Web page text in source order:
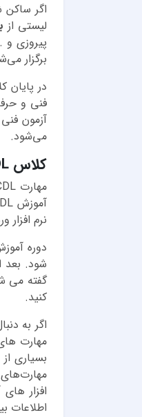
اگر ساکن
لیستی از
پیروزی
برگزار
در
فنی و
آزمون
می‌شود.
کلاس ICDL در شرق تهران
نرم
کنید.
اگر به
بسیاری
اطلاعات